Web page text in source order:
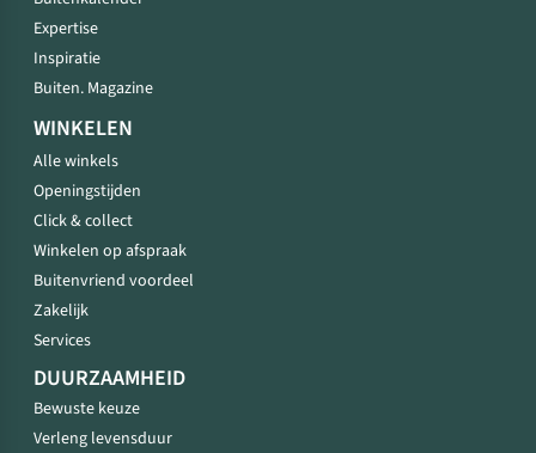
Expertise
Inspiratie
Buiten. Magazine
WINKELEN
Alle winkels
Openingstijden
Click & collect
Winkelen op afspraak
Buitenvriend voordeel
Zakelijk
Services
DUURZAAMHEID
Bewuste keuze
Verleng levensduur